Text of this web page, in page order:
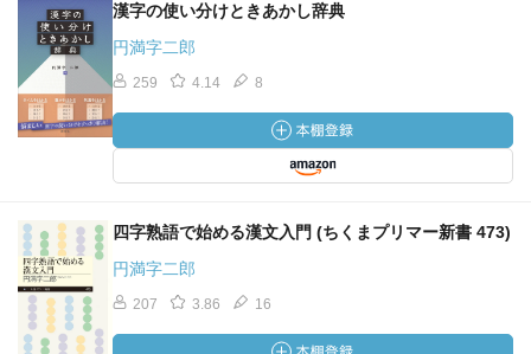
漢字の使い分けときあかし辞典
円満字二郎
259 4.14 8
四字熟語で始める漢文入門 (ちくまプリマー新書 473)
円満字二郎
207 3.86 16